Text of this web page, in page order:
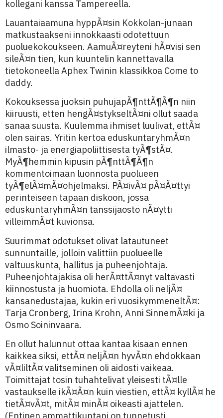
kollegani kanssa Tampereella.
Lauantaiaamuna hyppÃ¤sin Kokkolan-junaan
matkustaakseni innokkaasti odotettuun
puoluekokoukseen. AamuÃ¤reyteni hÃ¤visi sen
sileÃ¤n tien, kun kuuntelin kannettavalla
tietokoneella Aphex Twinin klassikkoa Come to
daddy.
Kokouksessa juoksin puhujapÃ¶nttÃ¶Ã¶n niin
kiiruusti, etten hengÃ¤stykseltÃ¤ni ollut saada
sanaa suusta. Kuulemma ihmiset luulivat, ettÃ¤
olen sairas. Yritin kertoa eduskuntaryhmÃ¤n
ilmasto- ja energiapoliittisesta tyÃ¶stÃ¤.
MyÃ¶hemmin kipusin pÃ¶nttÃ¶Ã¶n
kommentoimaan luonnosta puolueen
tyÃ¶elÃ¤mÃ¤ohjelmaksi. PÃ¤ivÃ¤ pÃ¤Ã¤ttyi
perinteiseen tapaan diskoon, jossa
eduskuntaryhmÃ¤n tanssijaosto nÃ¤ytti
villeimmÃ¤t kuvionsa.
Suurimmat odotukset olivat latautuneet
sunnuntaille, jolloin valittiin puolueelle
valtuuskunta, hallitus ja puheenjohtaja.
Puheenjohtajakisa oli herÃ¤ttÃ¤nyt valtavasti
kiinnostusta ja huomiota. Ehdolla oli neljÃ¤
kansanedustajaa, kukin eri vuosikymmeneltÃ¤:
Tarja Cronberg, Irina Krohn, Anni SinnemÃ¤ki ja
Osmo Soininvaara.
En ollut halunnut ottaa kantaa kisaan ennen
kaikkea siksi, ettÃ¤ neljÃ¤n hyvÃ¤n ehdokkaan
vÃ¤liltÃ¤ valitseminen oli aidosti vaikeaa.
Toimittajat tosin tuhahtelivat yleisesti tÃ¤lle
vastaukselle ikÃ¤Ã¤n kuin viestien, ettÃ¤ kyllÃ¤ he
tietÃ¤vÃ¤t, mitÃ¤ minÃ¤ oikeasti ajattelen.